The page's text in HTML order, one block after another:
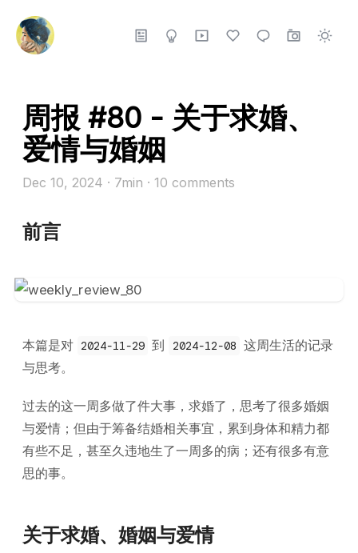
周报 #80 - 关于求婚、
爱情与婚姻
Dec 10, 2024 · 7min · 10 comments
前言
本篇是对 2024-11-29 到 2024-12-08 这周生活的记录
与思考。
过去的这一周多做了件大事，求婚了，思考了很多婚姻
与爱情；但由于筹备结婚相关事宜，累到身体和精力都
有些不足，甚至久违地生了一周多的病；还有很多有意
思的事。
关于求婚、婚姻与爱情